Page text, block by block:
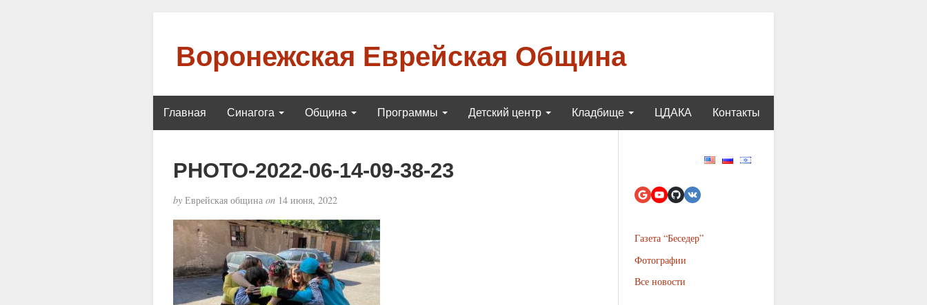
Воронежская Еврейская Община
Главная Синагога Община Программы Детский центр Кладбище ЦДАКА Контакты
PHOTO-2022-06-14-09-38-23
byЕврейская община on14 июня, 2022
Газета “Беседер”
Фотографии
Все новости